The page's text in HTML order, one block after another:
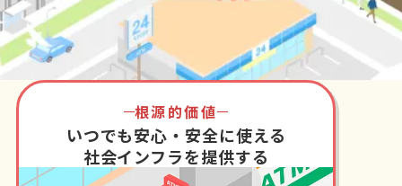
根源的価値
いつでも安心・安全に使える
社会インフラを提供する